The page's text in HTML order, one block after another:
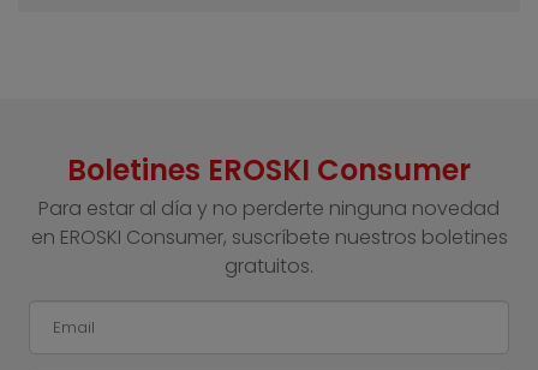
Boletines EROSKI Consumer
Para estar al día y no perderte ninguna novedad
en EROSKI Consumer, suscríbete nuestros boletines
gratuitos.